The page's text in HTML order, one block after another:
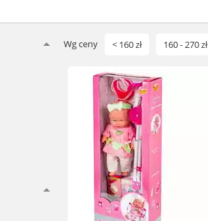
Wg ceny < 160 zł 160 - 270 zł